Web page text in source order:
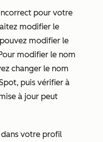
pour votre
modifier le
modifier le
modifier le nom
changer le nom
puis vérifier à
à jour peut
votre profil